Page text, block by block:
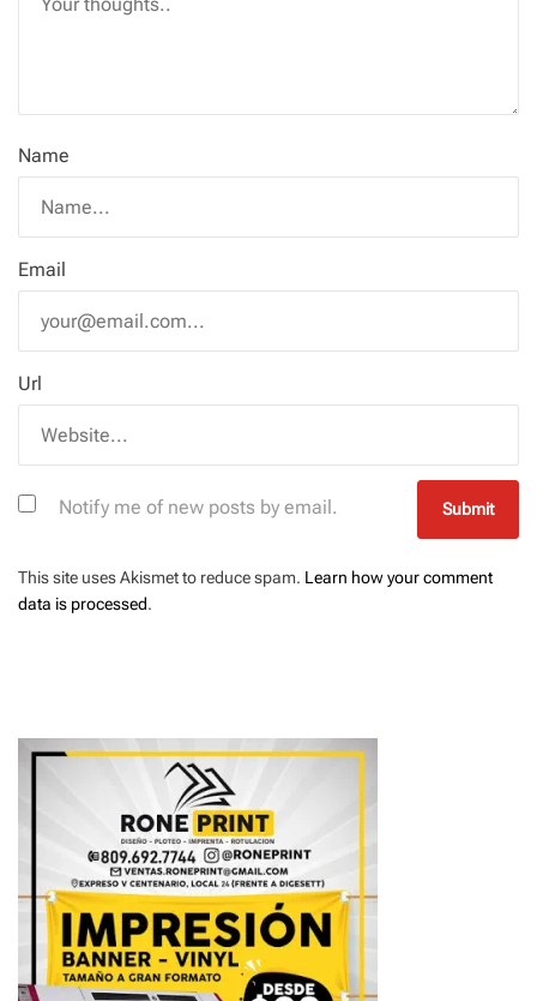
Name
Email
Url
Notify me of new posts by email.
This site uses Akismet to reduce spam. Learn how your comment
data is processed.